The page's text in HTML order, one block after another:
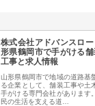
株式会社アドバンスロー
形県鶴岡市で手がける
工事と求人情報
山形県鶴岡市で地域の道路基
る企業として、舗装工事や土
手がける専門会社があります
民の生活を支える道…